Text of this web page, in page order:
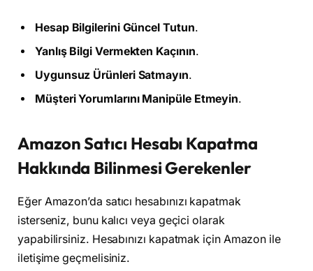
Hesap Bilgilerini Güncel Tutun.
Yanlış Bilgi Vermekten Kaçının.
Uygunsuz Ürünleri Satmayın.
Müşteri Yorumlarını Manipüle Etmeyin.
Amazon Satıcı Hesabı Kapatma
Hakkında Bilinmesi Gerekenler
Eğer Amazon’da satıcı hesabınızı kapatmak
isterseniz, bunu kalıcı veya geçici olarak
yapabilirsiniz. Hesabınızı kapatmak için Amazon ile
iletişime geçmelisiniz.